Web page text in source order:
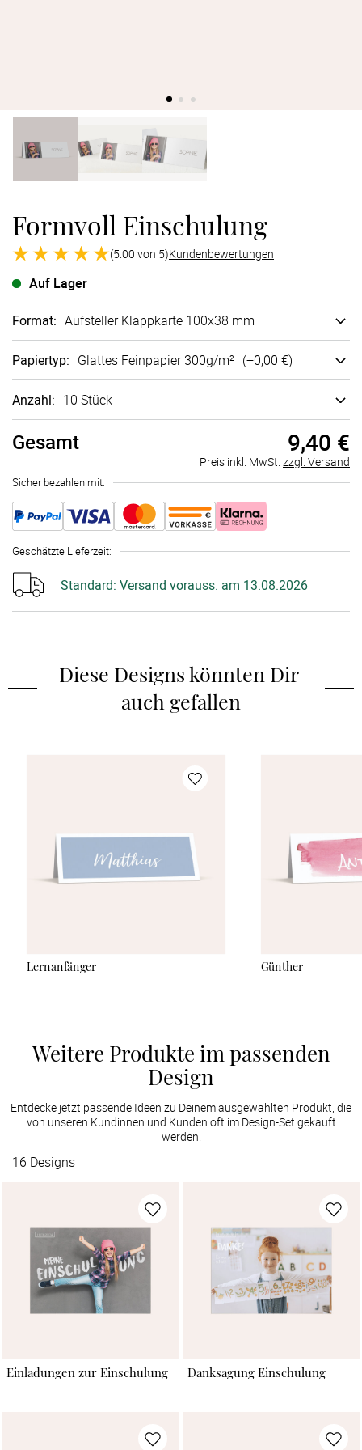
Formvoll Einschulung
(5.00 von 5)Kundenbewertungen
Auf Lager
Format: Aufsteller Klappkarte 100x38 mm
Papiertyp: Glattes Fein­papier 300g/m² (+0,00 €)
Anzahl: 10 Stück
Gesamt 9,40 €
Preis inkl. MwSt. zzgl. Versand
Sicher bezahlen mit:
Geschätzte Lieferzeit:
Standard: Versand vorauss. am 13.08.2026
Diese Designs könnten Dir
auch gefallen
Lernanfänger Günther
Weitere Produkte im passenden
Design
Entdecke jetzt passende Ideen zu Deinem ausgewählten Produkt, die
von unseren Kundinnen und Kunden oft im Design-Set gekauft
werden.
16 Designs
Einladungen zur Einschulung Danksagung Einschulung